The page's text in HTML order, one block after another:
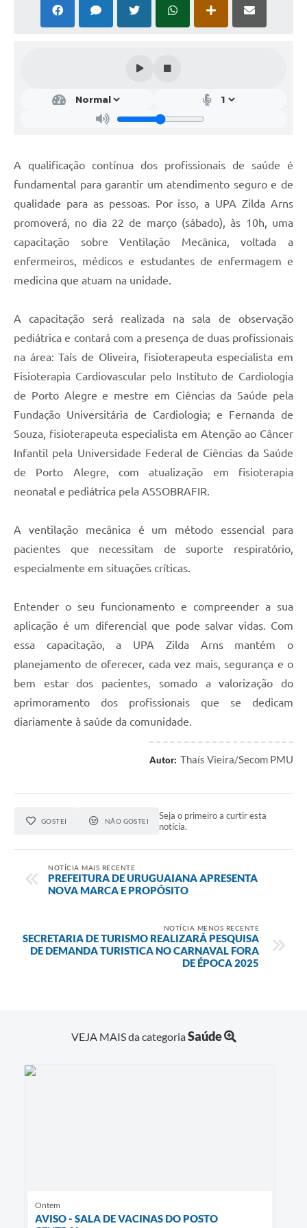
ITBI Online
SIM - Serviço de Inspeção Municipal
Vigilância Sanitária
COPIR - Coordenadoria de Promoção de Igualdade Racial
Galeria de Fotos
Contratos
Obras
Galeria de Vídeos
Contas Públicas
Links
Telefones Úteis
A qualificação contínua dos profissionais de saúde é
fundamental para garantir um atendimento seguro e de
qualidade para as pessoas. Por isso, a UPA Zilda Arns
promoverá, no dia 22 de março (sábado), às 10h, uma
capacitação sobre Ventilação Mecânica, voltada a
enfermeiros, médicos e estudantes de enfermagem e
medicina que atuam na unidade.
A capacitação será realizada na sala de observação
pediátrica e contará com a presença de duas profissionais
na área: Taís de Oliveira, fisioterapeuta especialista em
Fisioterapia Cardiovascular pelo Instituto de Cardiologia
de Porto Alegre e mestre em Ciências da Saúde pela
Fundação Universitária de Cardiologia; e Fernanda de
Souza, fisioterapeuta especialista em Atenção ao Câncer
Infantil pela Universidade Federal de Ciências da Saúde
de Porto Alegre, com atualização em fisioterapia
neonatal e pediátrica pela ASSOBRAFIR.
A ventilação mecânica é um método essencial para
pacientes que necessitam de suporte respiratório,
especialmente em situações críticas.
Entender o seu funcionamento e compreender a sua
aplicação é um diferencial que pode salvar vidas. Com
essa capacitação, a UPA Zilda Arns mantém o
planejamento de oferecer, cada vez mais, segurança e o
bem estar dos pacientes, somado a valorização do
aprimoramento dos profissionais que se dedicam
diariamente à saúde da comunidade.
Autor: Thaís Vieira/Secom PMU
GOSTEI NÃO GOSTEI
Seja o primeiro a curtir esta
notícia.
NOTÍCIA MAIS RECENTE
PREFEITURA DE URUGUAIANA APRESENTA
NOVA MARCA E PROPÓSITO
NOTÍCIA MENOS RECENTE
SECRETARIA DE TURISMO REALIZARÁ PESQUISA
DE DEMANDA TURISTICA NO CARNAVAL FORA
DE ÉPOCA 2025
VEJA MAIS da categoriaSaúde
Ontem
AVISO - SALA DE VACINAS DO POSTO